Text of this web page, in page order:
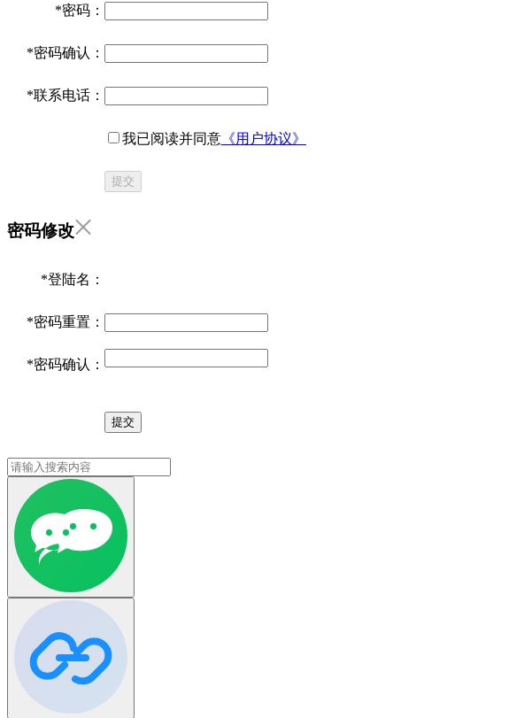
*密码：
*密码确认：
*联系电话：
我已阅读并同意 《用户协议》
提交
密码修改
*登陆名：
*密码重置：
*密码确认：